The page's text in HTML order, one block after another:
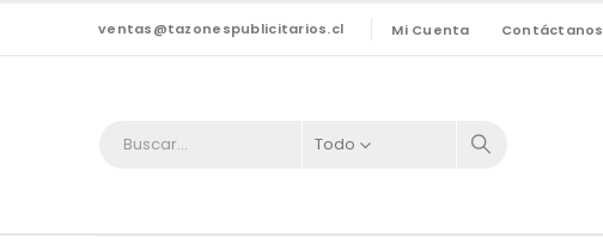
ventas@tazonespublicitarios.cl Mi Cuenta Contáctanos
Todo